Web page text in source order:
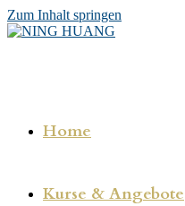
Zum Inhalt springen
Home
Kurse & Angebote